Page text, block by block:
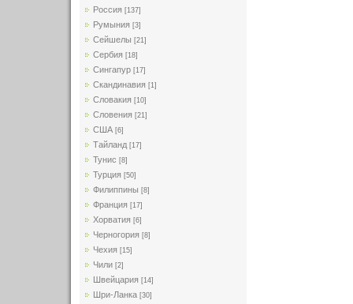
Россия [137]
Румыния [3]
Сейшелы [21]
Сербия [18]
Сингапур [17]
Скандинавия [1]
Словакия [10]
Словения [21]
США [6]
Тайланд [17]
Тунис [8]
Турция [50]
Филиппины [8]
Франция [17]
Хорватия [6]
Черногория [8]
Чехия [15]
Чили [2]
Швейцария [14]
Шри-Ланка [30]